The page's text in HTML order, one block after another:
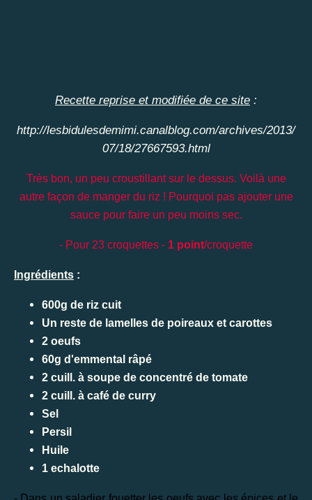
Recette reprise et modifiée de ce site :
http://lesbidulesdemimi.canalblog.com/archives/2013/
07/18/27667593.html
Très bon, un peu croustillant sur le dessus. Voilà une
autre façon de manger du riz ! Pourquoi pas ajouter une
sauce pour faire un peu moins sec.
- Pour 23 croquettes - 1 point/croquette
Ingrédients :
600g de riz cuit
Un reste de lamelles de poireaux et carottes
2 oeufs
60g d'emmental râpé
2 cuill. à soupe de concentré de tomate
2 cuill. à café de curry
Sel
Persil
Huile
1 echalotte